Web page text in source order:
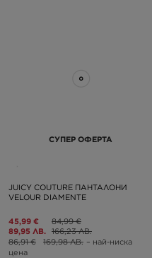
СУПЕР ОФЕРТА
JUICY COUTURE ПАНТАЛОНИ
VELOUR DIAMENTE
45,99 €
89,95 ЛВ.
84,99 €
166,23 ЛВ.
86,91 €
169,98 ЛВ. – най-ниска
цена